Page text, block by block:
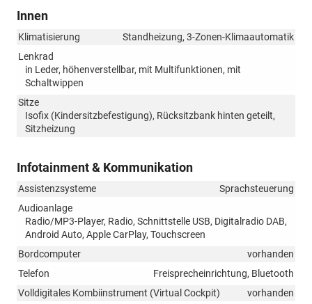
Innen
Klimatisierung
Standheizung, 3-Zonen-Klimaautomatik
Lenkrad
in Leder, höhenverstellbar, mit Multifunktionen, mit
Schaltwippen
Sitze
Isofix (Kindersitzbefestigung), Rücksitzbank hinten geteilt,
Sitzheizung
Infotainment & Kommunikation
Assistenzsysteme
Sprachsteuerung
Audioanlage
Radio/MP3-Player, Radio, Schnittstelle USB, Digitalradio DAB,
Android Auto, Apple CarPlay, Touchscreen
Bordcomputer
vorhanden
Telefon
Freisprecheinrichtung, Bluetooth
Volldigitales Kombiinstrument (Virtual Cockpit)
vorhanden